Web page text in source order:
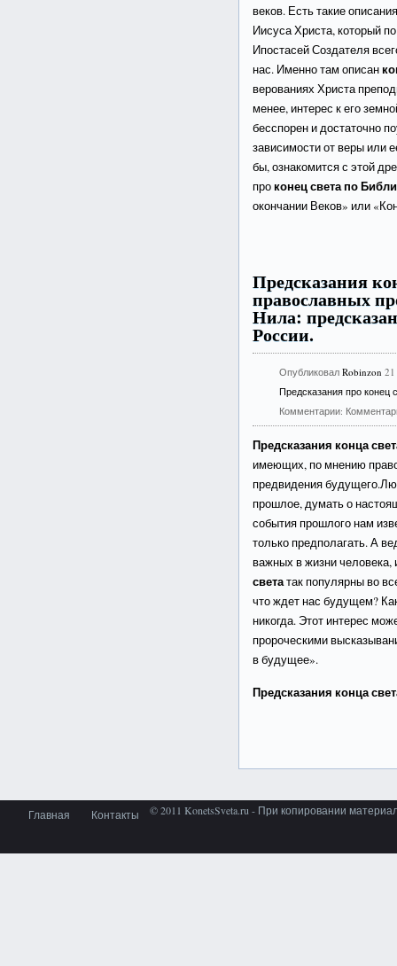
веков. Есть такие
Иисуса Христа, который
Ипостасей Создателя
нас. Именно там описан
верованиях Христа
менее, интерес к его
бесспорен и достаточно
зависимости от веры или
бы, ознакомится с этой
проконец света по
окончании Веков» или
Предсказания
православных
Нила:
России.
ОпубликовалRobinzon
Предсказания про конец
Комментарии:
Предсказания конца
имеющих, по мнению
предвидения
прошлое, думать о
события прошлого нам
только предполагать. А
важных в жизни
светатак популярны во
что ждет нас будущем?
никогда. Этот интерес
пророческими
в будущее».
Предсказания конца
Главная Контакты © 2011 KonetsSveta.ru - При копировании